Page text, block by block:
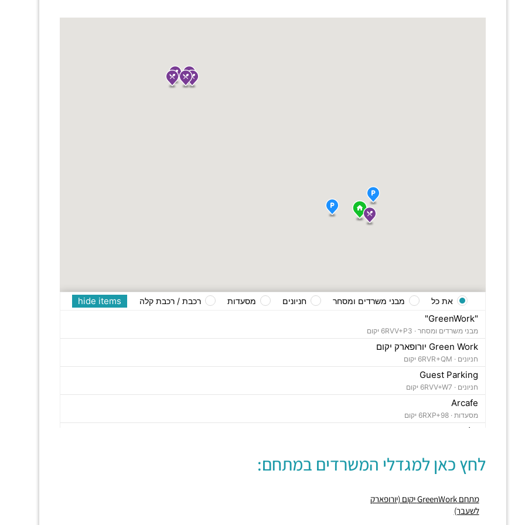
"GreenWork"
מבני משרדים ומסחר ·
Green Work יורופארק יקום
חניונים ·
Guest Parking
חניונים ·
Arcafe
מסעדות · 6RXP+98 יקום
דליצ'ס
Fiori
מסעדות ·6RXP+9J יקום
מסעדות ·6RXP+9G יקום
גלידה Dida
hide items את כל מבני משרדים ומסחר חניונים מסעדות רכבת / רכבת קלה
לחץ כאן למגדלי המשרדים במתחם:
מתחם GreenWork יקום (יורופארק
לשעבר)